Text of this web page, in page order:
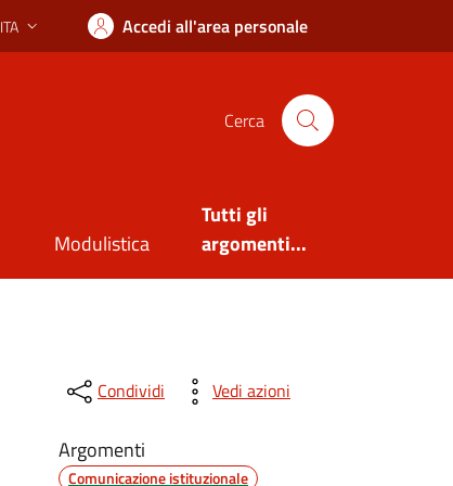
Lingua attiva:
ITA Accedi all'area personale
Cerca
Modulistica
Tutti gli
argomenti...
Condividi Vedi azioni
Argomenti
Comunicazione istituzionale